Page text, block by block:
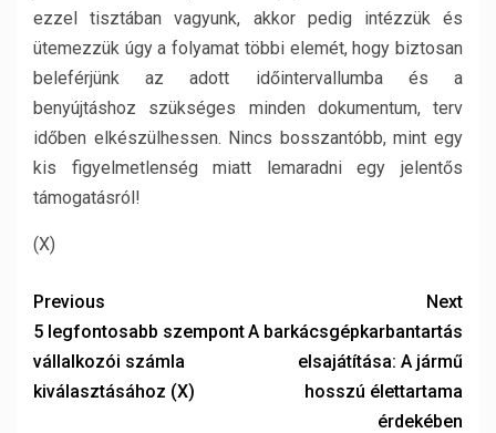
ezzel tisztában vagyunk, akkor pedig intézzük és
ütemezzük úgy a folyamat többi elemét, hogy biztosan
beleférjünk az adott időintervallumba és a
benyújtáshoz szükséges minden dokumentum, terv
időben elkészülhessen. Nincs bosszantóbb, mint egy
kis figyelmetlenség miatt lemaradni egy jelentős
támogatásról!
(X)
Previous
5 legfontosabb szempont
vállalkozói számla
kiválasztásához (X)
Next
A barkácsgépkarbantartás
elsajátítása: A jármű
hosszú élettartama
érdekében